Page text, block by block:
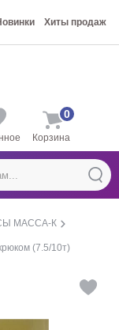
Хиты продаж
Корзина
0
МАССА-К
(7.5/10т)